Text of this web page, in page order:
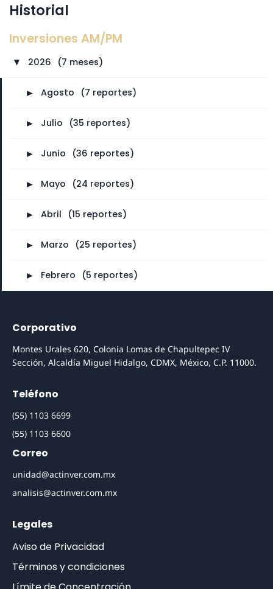
Historial
Inversiones AM/PM
► 2026 (7 meses)
► Agosto (7 reportes)
► Julio (35 reportes)
► Junio (36 reportes)
► Mayo (24 reportes)
► Abril (15 reportes)
► Marzo (25 reportes)
► Febrero (5 reportes)
Corporativo
Montes Urales 620, Colonia Lomas de Chapultepec IV
Sección, Alcaldía Miguel Hidalgo, CDMX, México, C.P. 11000.
Teléfono
(55) 1103 6699
(55) 1103 6600
Correo
unidad@actinver.com.mx
analisis@actinver.com.mx
Legales
Aviso de Privacidad
Términos y condiciones